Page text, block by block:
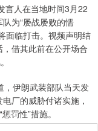
人在当地时间3月22
为“屡战屡败的懦
面临打击。视频声明结
借其此前在公开场合
伊朗武装部队当天发
厂的威胁付诸实施，
罚性”措施。